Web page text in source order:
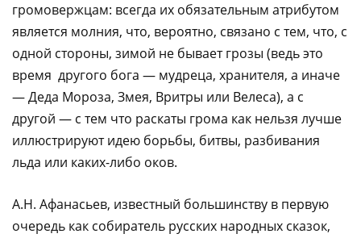
громовержцам: всегда их обязательным атрибутом
является молния, что, вероятно, связано с тем, что, с
одной стороны, зимой не бывает грозы (ведь это
время другого бога — мудреца, хранителя, а иначе
— Деда Мороза, Змея, Вритры или Велеса), а с
другой — с тем что раскаты грома как нельзя лучше
иллюстрируют идею борьбы, битвы, разбивания
льда или каких-либо оков.
А.Н. Афанасьев, известный большинству в первую
очередь как собиратель русских народных сказок,